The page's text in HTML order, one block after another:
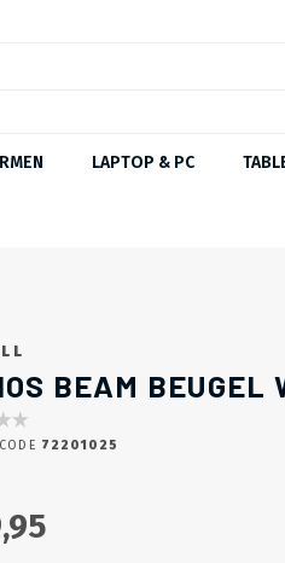
LAPTOP & PC
BEAM BEUGEL
72201025